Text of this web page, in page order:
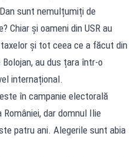
sunt nemulțumiți de
Chiar și oameni din USR au
și tot ceea ce a făcut din
au dus țara într-o
internațional.
în campanie electorală
dar domnul Ilie
patru ani. Alegerile sunt abia